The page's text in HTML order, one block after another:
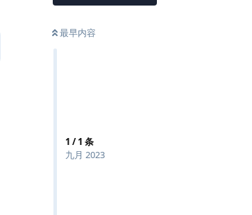
最早内容
1 /1 条
九月 2023